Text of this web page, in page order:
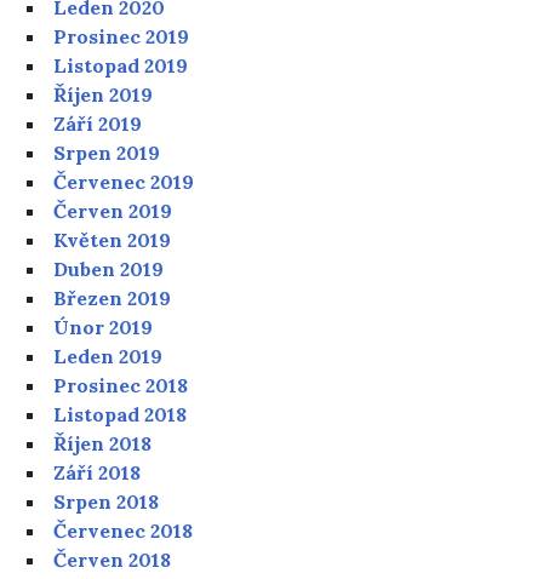
Leden 2020
Prosinec 2019
Listopad 2019
Říjen 2019
Září 2019
Srpen 2019
Červenec 2019
Červen 2019
Květen 2019
Duben 2019
Březen 2019
Únor 2019
Leden 2019
Prosinec 2018
Listopad 2018
Říjen 2018
Září 2018
Srpen 2018
Červenec 2018
Červen 2018